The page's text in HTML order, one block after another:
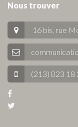
Nous trouver
16 bis, rue
(213) 023 18